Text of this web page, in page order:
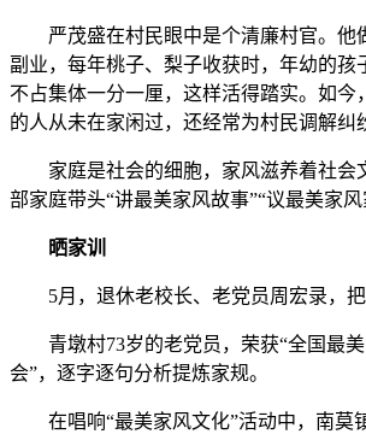
严茂盛在村民眼中是个清廉村官。他做
副业，每年桃子、梨子收获时，年幼的孩
不占集体一分一厘，这样活得踏实。如
的人从未在家闲过，还经常为村民调解纠
家庭是社会的细胞，家风滋养着社会文
部家庭带头“讲最美家风故事”“议最美家
晒家训
5月，退休老校长、老党员周宏录，把
青墩村73岁的老党员，荣获“全国最美
会”，逐字逐句分析提炼家规。
在唱响“最美家风文化”活动中，南莫